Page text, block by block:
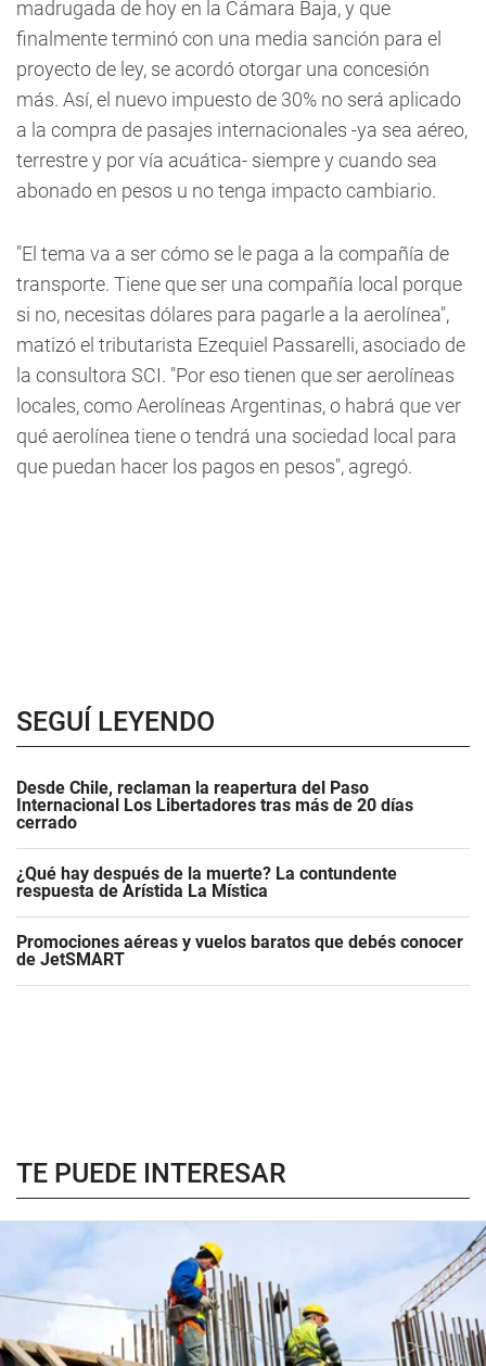
madrugada de hoy en la Cámara Baja, y que
finalmente terminó con una media sanción para el
proyecto de ley, se acordó otorgar una concesión
más. Así, el nuevo impuesto de 30% no será aplicado
a la compra de pasajes internacionales -ya sea aéreo,
terrestre y por vía acuática- siempre y cuando sea
abonado en pesos u no tenga impacto cambiario.
"El tema va a ser cómo se le paga a la compañía de
transporte. Tiene que ser una compañía local porque
si no, necesitas dólares para pagarle a la aerolínea",
matizó el tributarista Ezequiel Passarelli, asociado de
la consultora SCI. "Por eso tienen que ser aerolíneas
locales, como Aerolíneas Argentinas, o habrá que ver
qué aerolínea tiene o tendrá una sociedad local para
que puedan hacer los pagos en pesos", agregó.
SEGUÍ LEYENDO
Desde Chile, reclaman la reapertura del Paso
Internacional Los Libertadores tras más de 20 días
cerrado
¿Qué hay después de la muerte? La contundente
respuesta de Arístida La Mística
Promociones aéreas y vuelos baratos que debés conocer
de JetSMART
TE PUEDE INTERESAR